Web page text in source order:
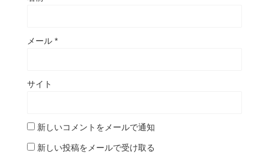
メール *
サイト
新しいコメントをメールで通知
新しい投稿をメールで受け取る